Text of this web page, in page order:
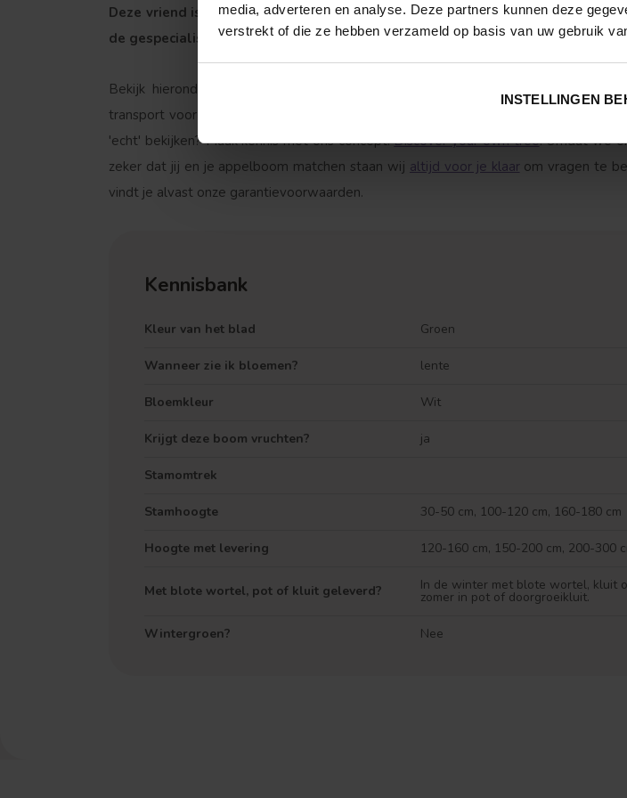
media, adverteren en analyse. Deze partners kunnen deze
verstrekt of die ze hebben verzameld op basis van uw gebruik
INSTELLINGEN
Deze vriend is wel wat gevoelig voor o.a. meeldauw, luis en
de gespecialiseerde tuincentra zijn daar biologische middelen voor te
Bekijk hieronder de accessoires waar de appelboom blij van wordt. Wij
transport voor jouw boom, zodat deze niet beschadigd raakt. Liever de fruitbomen
'echt' bekijken? Maak kennis met ons concept:Discover your own tree. Omdat we
zeker dat jij en je appelboom matchen staan wij altijd voor je klaarom vragen te
vindt je alvast onze garantievoorwaarden.
Kennisbank
Kleur van het blad Groen
Wanneer zie ik bloemen? lente
Bloemkleur Wit
Krijgt deze boom vruchten? ja
Stamomtrek
Stamhoogte 30-50 cm, 100-120 cm, 160-180 cm
Hoogte met levering 120-160 cm, 150-200 cm, 200-300
Met blote wortel, pot of kluit geleverd? In de winter met blote wortel, kluit
zomer in pot of doorgroeikluit.
Wintergroen? Nee